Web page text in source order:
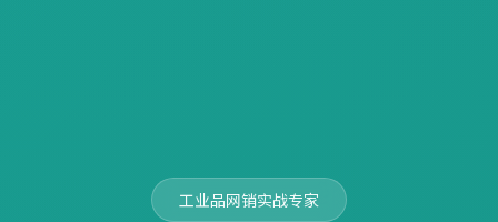
工业品网销实战专家